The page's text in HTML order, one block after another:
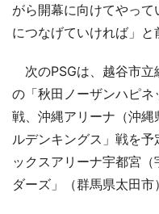
がら開幕に向けてやっ
につなげていければ」と
次のPSGは、越谷市立
の「秋田ノーザンハピネ
戦、沖縄アリーナ（沖
ルデンキングス」戦を
ックスアリーナ宇都宮
ダーズ」（群馬県太田市